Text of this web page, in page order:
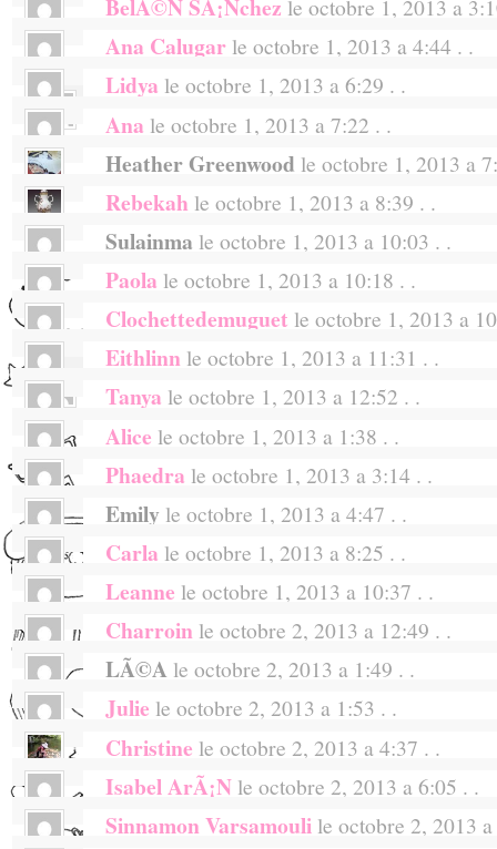
BelÃ©n SÃ¡nchez le octobre 1, 2013 a
Amazing give away! Love the collection.
Vanessa
le octobre 5, 2013 a 1:00 . .
Ana Calugar le octobre 1, 2013 a 4:44 . .
great collection! <3
Lidya le octobre 1, 2013 a 6:29 . .
Salut!!!
Te sigo desde EspaÃ±a, donde no estÃ¡
Bisous!!!
Ana le octobre 1, 2013 a 7:22 . .
Hi Alix, those are really great news!! I
love, love, love your collection!! Its
design, the story it tells …..soooo
you all the best and keep your great
inspiration. :) Much love, Ana
Alice
le octobre 1, 2013 a 8:50 . .
LoveLoveLove,
J’ADO-REEE ! J’ai dÃ©jÃ testÃ© tes
ce sont des piÃ¨ces dont je ne peux plus
Cette collection de maquillage est juste
somptueux et en plus les couleurs sont
A tester impÃ©rativement (Je crois que je
bien mÃ©ritÃ©e entre mes cours juste
collection)
XXX
Heather Greenwood le octobre 1, 2013 a
I love the sweet packaging. New makeup
Rebekah le octobre 1, 2013 a 8:39 . .
I hope I win! The collection is so adorable!
Sulainma le octobre 1, 2013 a 10:03 . .
OH!!! JÂ´adore!!!!! Aqui en EspaÃ±a no
Paola le octobre 1, 2013 a 10:18 . .
Must. Have. Them. All. Just saying…
Clochettedemuguet le octobre 1, 2013 a
Youpi! Je tente ma chance, merci miss!
Eithlinn le octobre 1, 2013 a 11:31 . .
When I was in Paris towards the end of
Lafayette with the hope that I might see
little bit earlier than scheduled, but of
win one, would totally make my day or
Tanya le octobre 1, 2013 a 12:52 . .
The collection looks beautiful! I’d love to
Alice le octobre 1, 2013 a 1:38 . .
Wow, what a great collection. I would love
great giveaway!
Phaedra le octobre 1, 2013 a 3:14 . .
Cherry Blossom Girl <3
Emily le octobre 1, 2013 a 4:47 . .
:-) I love your collection.. I would be
can’t go to the Galeries Lafayette in Paris!
Carla le octobre 1, 2013 a 8:25 . .
Que bonito! Good luck to all, this
am the winner!
Leanne le octobre 1, 2013 a 10:37 . .
Would love anything from this collection,
UK ^_^
Charroin le octobre 2, 2013 a 12:49 . .
trop mignon tes ptits dessins, j’adore leurs
LÃ©a le octobre 2, 2013 a 1:49 . .
J’aimeeeeee!!! La petite trousse est so
1001 choses!
SignÃ©e: une accro au mini pochette en
trÃ¨s jeune, trÃ¨s beau, trÃ¨s toi.
Julie le octobre 2, 2013 a 1:53 . .
J’adore !
Christine le octobre 2, 2013 a 4:37 . .
Salutation de Sydney! Love your blog site. :)
Isabel ArÃ¡n le octobre 2, 2013 a 6:05 . .
me me me me :) thank you for a lovely
Sinnamon Varsamouli le octobre 2, 2013